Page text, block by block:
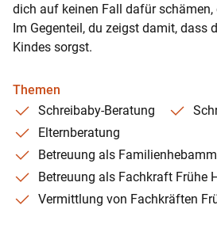
dich auf keinen Fall dafür
Im Gegenteil, du zeigst damit, dass
Kindes sorgst.
Themen
Schreibaby-Beratung
Elternberatung
Betreuung als
Betreuung als Fachkraft Frühe
Vermittlung von Fachkräften